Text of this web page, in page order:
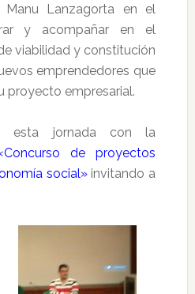
Lanzagorta en el
y acompañar en el
viabilidad y constitución
emprendedores que
proyecto empresarial.
esta jornada con la
de proyectos
social»invitando a